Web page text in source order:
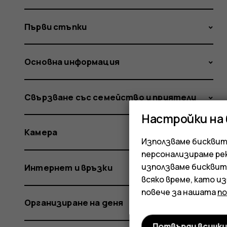
Първи стъпки
Основна информация
Свързване със семейство и приятели
Камера
Интернет и връзки
Организиране на деня
Настройки
Използваме
персонализираме
използваме
всяко време, като
повече за нашата